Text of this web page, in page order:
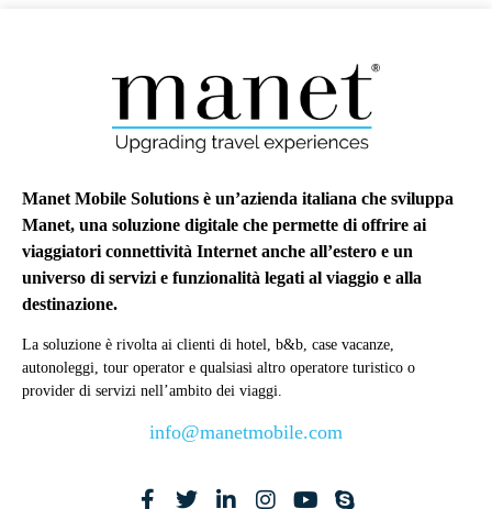
Manet Mobile Solutions è un’azienda italiana che sviluppa
Manet, una soluzione digitale che permette di offrire ai
viaggiatori connettività Internet anche all’estero e un
universo di servizi e funzionalità legati al viaggio e alla
destinazione.
La soluzione è rivolta ai clienti di hotel, b&b, case vacanze,
autonoleggi, tour operator e qualsiasi altro operatore turistico o
provider di servizi nell’ambito dei viaggi.
info@manetmobile.com